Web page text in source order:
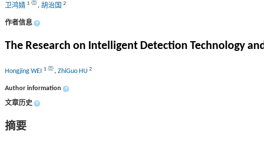
卫鸿婧 1 , 胡治国 2
作者信息 +
The Research on Intelligent Detection Technology
Hongjing WEI 1 , ZhiGuo HU 2
Author information +
文章历史 +
摘要